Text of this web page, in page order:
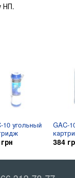
НП.
10 угольный
GAC-
384